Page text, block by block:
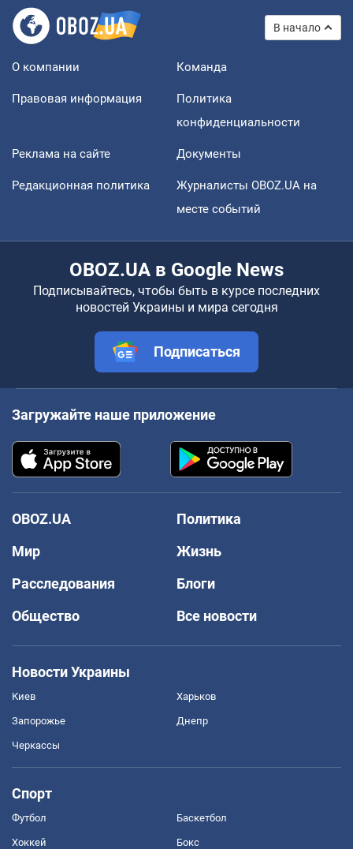
В начало
О компании Команда
Правовая информация
Политика
конфиденциальности
Реклама на сайте Документы
Редакционная политика
Журналисты OBOZ.UA на
месте событий
OBOZ.UA в Google News
Подписывайтесь, чтобы быть в курсе последних
новостей Украины и мира сегодня
Подписаться
Загружайте наше приложение
OBOZ.UA
Политика
Мир
Жизнь
Расследования
Блоги
Общество
Все новости
Новости Украины
Киев Харьков
Запорожье Днепр
Черкассы
Спорт
Футбол Баскетбол
Хоккей Бокс